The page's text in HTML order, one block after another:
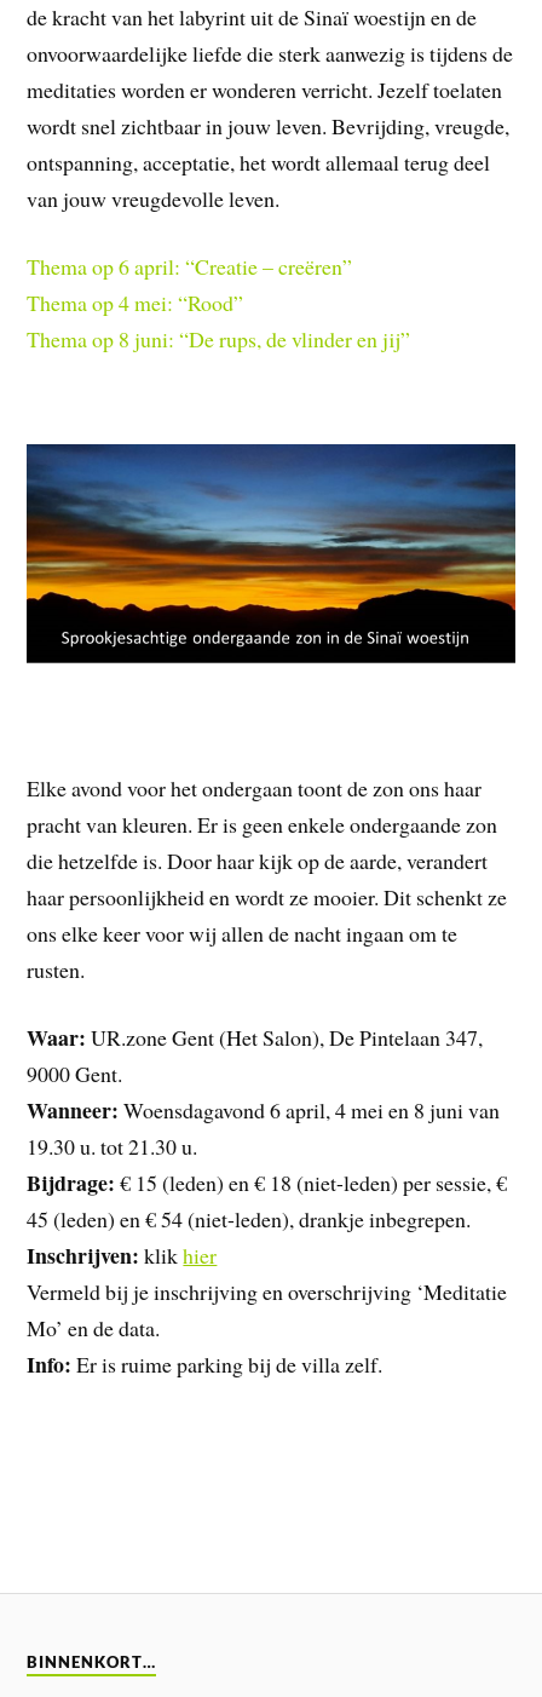
de kracht van het labyrint uit de Sinaï woestijn en de
onvoorwaardelijke liefde die sterk aanwezig is tijdens de
meditaties worden er wonderen verricht. Jezelf toelaten
wordt snel zichtbaar in jouw leven. Bevrijding, vreugde,
ontspanning, acceptatie, het wordt allemaal terug deel
van jouw vreugdevolle leven.
Thema op 6 april: “Creatie – creëren”
Thema op 4 mei: “Rood”
Thema op 8 juni: “De rups, de vlinder en jij”
Elke avond voor het ondergaan toont de zon ons haar
pracht van kleuren. Er is geen enkele ondergaande zon
die hetzelfde is. Door haar kijk op de aarde, verandert
haar persoonlijkheid en wordt ze mooier. Dit schenkt ze
ons elke keer voor wij allen de nacht ingaan om te
rusten.
Waar: UR.zone Gent (Het Salon), De Pintelaan 347,
9000 Gent.
Wanneer: Woensdagavond 6 april, 4 mei en 8 juni van
19.30 u. tot 21.30 u.
Bijdrage: € 15 (leden) en € 18 (niet-leden) per sessie, €
45 (leden) en € 54 (niet-leden), drankje inbegrepen.
Inschrijven: klikhier
Vermeld bij je inschrijving en overschrijving ‘Meditatie
Mo’ en de data.
Info: Er is ruime parking bij de villa zelf.
BINNENKORT…